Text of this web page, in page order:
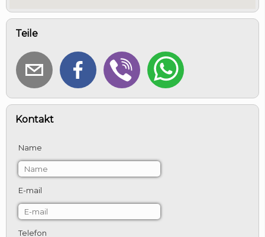
Teile
Kontakt
Name
E-mail
Telefon